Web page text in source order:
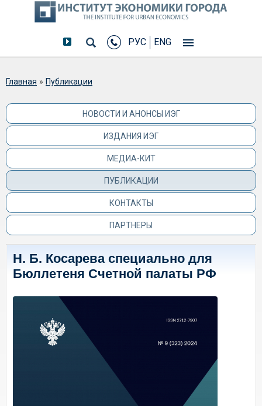
РУС ENG
Вы здесь
Главная » Публикации
НОВОСТИ И АНОНСЫ ИЭГ
ИЗДАНИЯ ИЭГ
МЕДИА-КИТ
ПУБЛИКАЦИИ
КОНТАКТЫ
ПАРТНЕРЫ
Н. Б. Косарева специально для
Бюллетеня Счетной палаты РФ